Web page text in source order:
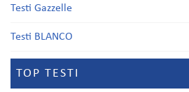
Testi Gazzelle
Testi BLANCO
TOP TESTI